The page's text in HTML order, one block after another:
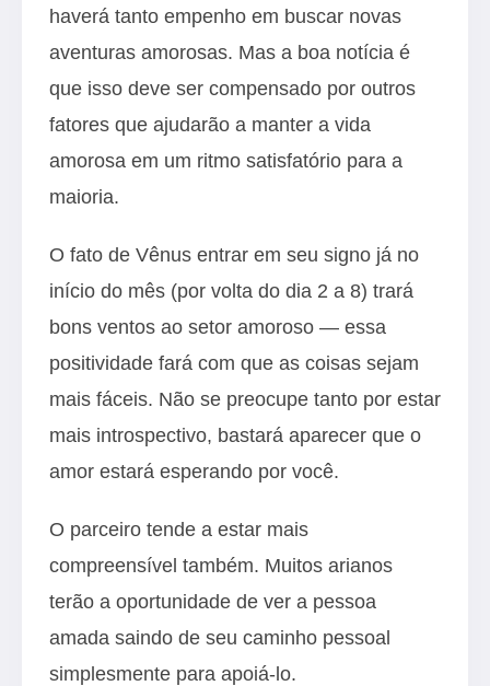
haverá tanto empenho em buscar novas
aventuras amorosas. Mas a boa notícia é
que isso deve ser compensado por outros
fatores que ajudarão a manter a vida
amorosa em um ritmo satisfatório para a
maioria.
O fato de Vênus entrar em seu signo já no
início do mês (por volta do dia 2 a 8) trará
bons ventos ao setor amoroso — essa
positividade fará com que as coisas sejam
mais fáceis. Não se preocupe tanto por estar
mais introspectivo, bastará aparecer que o
amor estará esperando por você.
O parceiro tende a estar mais
compreensível também. Muitos arianos
terão a oportunidade de ver a pessoa
amada saindo de seu caminho pessoal
simplesmente para apoiá-lo.